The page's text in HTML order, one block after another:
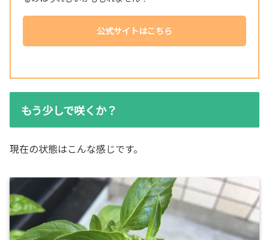
公式サイトはこちら
もう少しで咲くか？
現在の状態はこんな感じです。